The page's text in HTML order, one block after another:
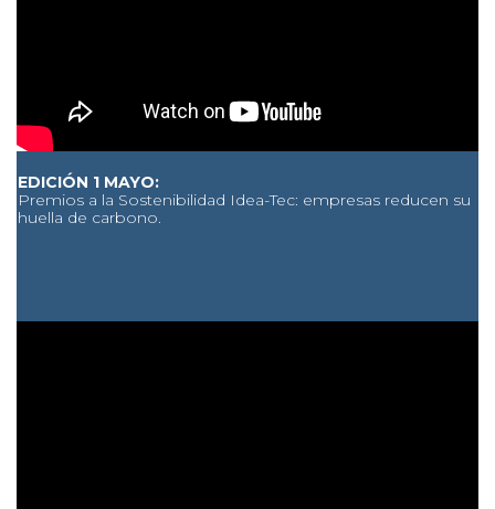
EDICIÓN 1 MAYO:
Premios a la Sostenibilidad Idea-Tec: empresas reducen su
huella de carbono.